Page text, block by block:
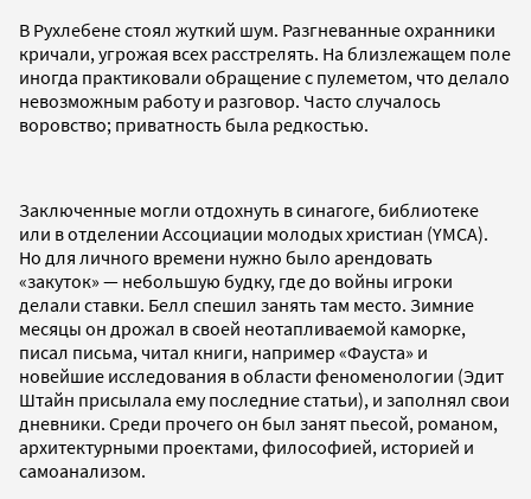
В Рухлебене стоял жуткий шум. Разгневанные охранники
кричали, угрожая всех расстрелять. На близлежащем поле
иногда практиковали обращение с пулеметом, что делало
невозможным работу и разговор. Часто случалось
воровство; приватность была редкостью.
Заключенные могли отдохнуть в синагоге, библиотеке
или в отделении Ассоциации молодых христиан (YMCA).
Но для личного времени нужно было арендовать
«закуток» — небольшую будку, где до войны игроки
делали ставки. Белл спешил занять там место. Зимние
месяцы он дрожал в своей неотапливаемой каморке,
писал письма, читал книги, например «Фауста» и
новейшие исследования в области феноменологии (Эдит
Штайн присылала ему последние статьи), и заполнял свои
дневники. Среди прочего он был занят пьесой, романом,
архитектурными проектами, философией, историей и
самоанализом.